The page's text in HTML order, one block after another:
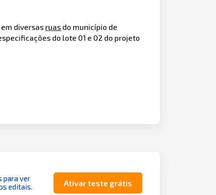
diversas ruas do município de
do lote 01 e 02 do projeto
para ver
editais.
Ativar teste grátis